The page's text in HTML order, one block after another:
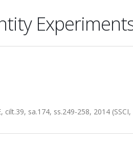
cilt.39, sa.174, ss.249-258, 2014